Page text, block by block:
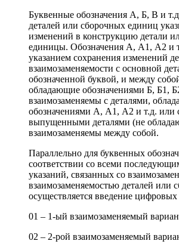
Буквенные обозначения А, Б, В и
деталей или сборочных единиц
изменений в конструкцию детали
единицы. Обозначения А, А1, А2 и
указанием сохранения изменений
взаимозаменяемости с основной
обозначенной буквой, и между
обладающие обозначениями Б, Б1,
взаимозаменяемы с деталями,
обозначениями А, А1, А2 и т.д. или
выпущенными деталями (не
взаимозаменяемы между собой.
Параллельно для буквенных
соответствии со всеми
указаний, связанных со
взаимозаменяемостью деталей или
осуществляется введение
01 – 1-ый взаимозаменяемый
02 – 2-рой взаимозаменяемый